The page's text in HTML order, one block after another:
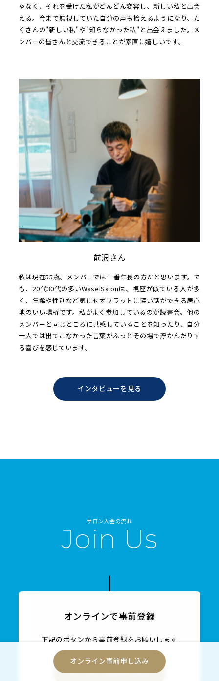
オンライン事前申し込み
ゃなく、それを受けた私がどんどん変容し、新しい私と出会
える。今まで無視していた自分の声も拾えるようになり、た
くさんの"新しい私"や"知らなかった私"と出会えました。メ
ンバーの皆さんと交流できることが素直に嬉しいです。
前沢さん
私は現在55歳。メンバーでは一番年長の方だと思います。で
も、20代30代の多いWaseiSalonは、視座が似ている人が多
く、年齢や性別など気にせずフラットに深い話ができる居心
地のいい場所です。私がよく参加しているのが読書会。他の
メンバーと同じところに共感していることを知ったり、自分
一人では出てこなかった言葉がふっとその場で浮かんだりす
る喜びを感じています。
インタビューを見る
サロン入会の流れ
Join Us
オンラインで事前登録
下記のボタンから事前登録をお願いします
オンライン事前申し込み